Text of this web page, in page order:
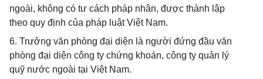
ngoài, không có tư cách pháp nhân, được thành lập
theo quy định của pháp luật Việt Nam.
6. Trưởng văn phòng đại diện là người đứng đầu văn
phòng đại diện công ty chứng khoán, công ty quản lý
quỹ nước ngoài tại Việt Nam.